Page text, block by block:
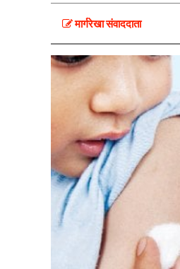
मार्गरेखा संवाददाता